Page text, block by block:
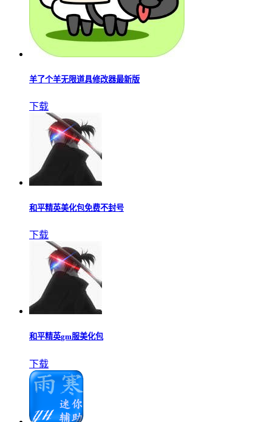
羊了个羊无限道具修改器最新版
下载
和平精英美化包免费不封号
下载
和平精英gm服美化包
下载